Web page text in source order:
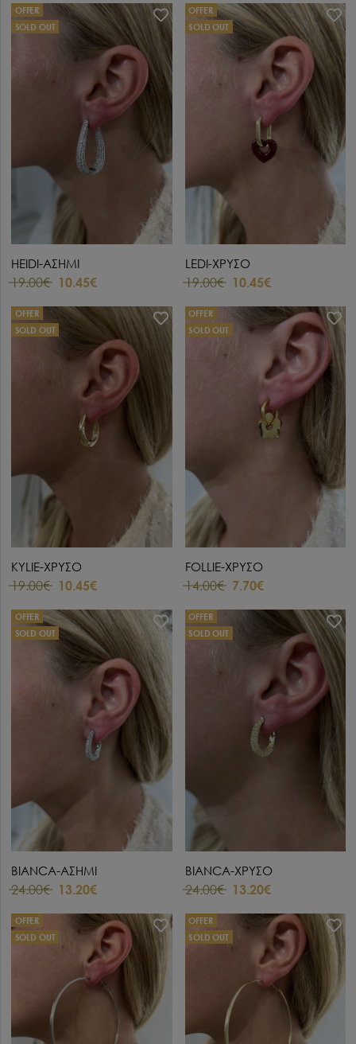
OFFER
SOLD OUT
HEIDI-ΑΣΗΜΙ
19.00€ 10.45€
OFFER
SOLD OUT
LEDI-ΧΡΥΣΟ
19.00€ 10.45€
OFFER
SOLD OUT
KYLIE-ΧΡΥΣΟ
19.00€ 10.45€
OFFER
SOLD OUT
FOLLIE-ΧΡΥΣΟ
14.00€ 7.70€
OFFER
SOLD OUT
BIANCA-ΑΣΗΜΙ
24.00€ 13.20€
OFFER
SOLD OUT
BIANCA-ΧΡΥΣΟ
24.00€ 13.20€
OFFER
SOLD OUT
OFFER
SOLD OUT